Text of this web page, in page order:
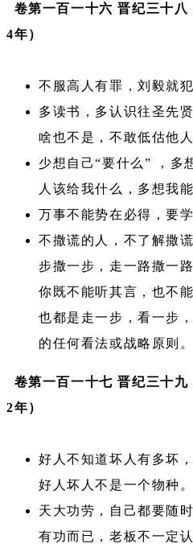
卷第一百一十六 晋纪三十
4年）
不服高人有罪，刘毅就
多读书，多认识往圣先
啥也不是，不敢低估他人
少想自己“要什么” ，多
人该给我什么，多想我
万事不能势在必得，要
不撒谎的人，不了解撒
步撒一步，走一路撒一
你既不能听其言，也不
也都是走一步，看一步
的任何看法或战略原则。
卷第一百一十七 晋纪三十
2年）
好人不知道坏人有多坏
好人坏人不是一个物种。
天大功劳，自己都要随
有功而已，老板不一定